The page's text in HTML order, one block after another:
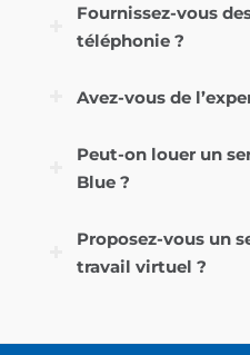
Fournissez-vous
téléphonie ?
Avez-vous de
Peut-on louer un
Blue ?
Proposez-vous un
travail virtuel ?